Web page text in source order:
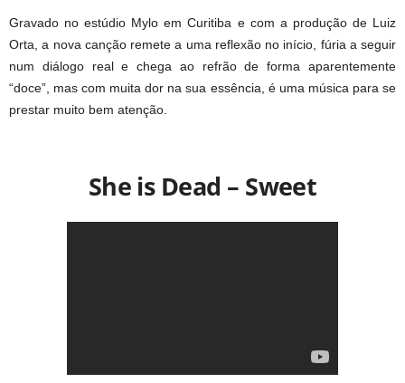
Gravado no estúdio Mylo em Curitiba e com a produção de Luiz
Orta, a nova canção remete a uma reflexão no início, fúria a seguir
num diálogo real e chega ao refrão de forma aparentemente
“doce”, mas com muita dor na sua essência, é uma música para se
prestar muito bem atenção.
She is Dead – Sweet